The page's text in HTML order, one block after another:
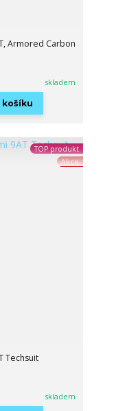
Armored Carbon
skladem
košíku
TOP produkt
Akce
Techsuit
skladem